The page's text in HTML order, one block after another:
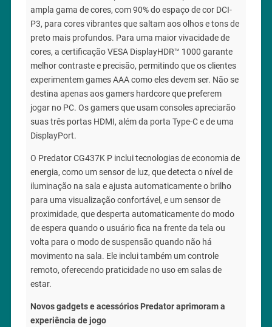
ampla gama de cores, com 90% do espaço de cor DCI-
P3, para cores vibrantes que saltam aos olhos e tons de
preto mais profundos. Para uma maior vivacidade de
cores, a certificação VESA DisplayHDR™ 1000 garante
melhor contraste e precisão, permitindo que os clientes
experimentem games AAA como eles devem ser. Não se
destina apenas aos gamers hardcore que preferem
jogar no PC. Os gamers que usam consoles apreciarão
suas três portas HDMI, além da porta Type-C e de uma
DisplayPort.
O Predator CG437K P inclui tecnologias de economia de
energia, como um sensor de luz, que detecta o nível de
iluminação na sala e ajusta automaticamente o brilho
para uma visualização confortável, e um sensor de
proximidade, que desperta automaticamente do modo
de espera quando o usuário fica na frente da tela ou
volta para o modo de suspensão quando não há
movimento na sala. Ele inclui também um controle
remoto, oferecendo praticidade no uso em salas de
estar.
Novos gadgets e acessórios Predator aprimoram a
experiência de jogo